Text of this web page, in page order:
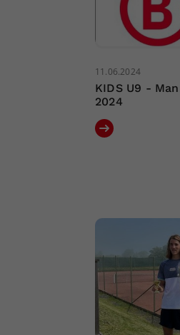
11.06.2024
KIDS U9 -
2024